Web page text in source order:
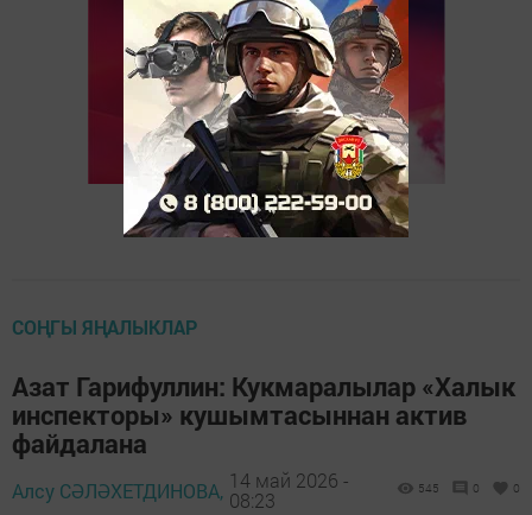
СОҢГЫ ЯҢАЛЫКЛАР
Азат Гарифуллин: Кукмаралылар «Халык
инспекторы» кушымтасыннан актив
файдалана
Алсу СӘЛӘХЕТДИНОВА, 14 май 2026 -
08:23
545 0 0